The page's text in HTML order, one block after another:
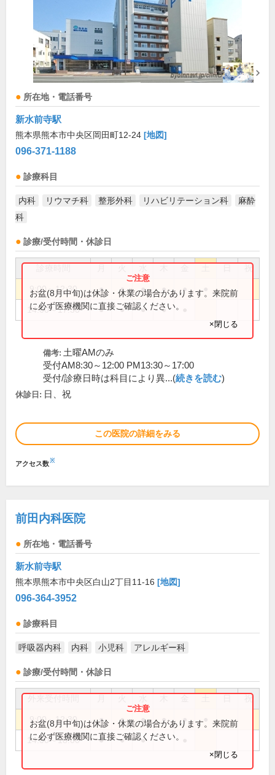
所在地・電話番号
新水前寺駅
熊本県熊本市中央区岡田町12-24 [地図]
096-371-1188
診療科目
内科 リウマチ科 整形外科 リハビリテーション科
麻酔
科
診療/受付時間・休診日
祝
9:00～12:30 ● ● ● ● ●
14:00～17:30 ● ● ● ●
お盆(8月中旬)は休診・休業の場合があります。来院前
に必ず医療機関に直接ご確認ください。
×閉じる
備考: 土曜AMのみ
受付AM8:30～12:00 PM13:30～17:00
受付/診療日時は科目により異...(続きを読む)
休診日: 日、祝
この医院の詳細をみる
アクセス数※
前田内科医院
所在地・電話番号
新水前寺駅
熊本県熊本市中央区白山2丁目11-16 [地図]
096-364-3952
診療科目
呼吸器内科 内科 小児科 アレルギー科
診療/受付時間・休診日
祝
9:00～12:30 ● ● ● ● ●
14:00～18:00 ● ● ●
お盆(8月中旬)は休診・休業の場合があります。来院前
に必ず医療機関に直接ご確認ください。
×閉じる